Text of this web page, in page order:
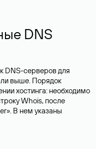
DNS
DNS-серверов для
выше. Порядок
хостинга: необходимо
Whois, после
В нем указаны